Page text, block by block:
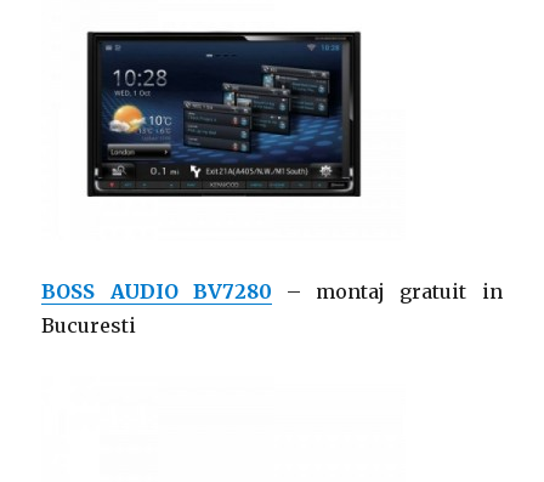
BOSS AUDIO BV7280 – montaj gratuit in
Bucuresti